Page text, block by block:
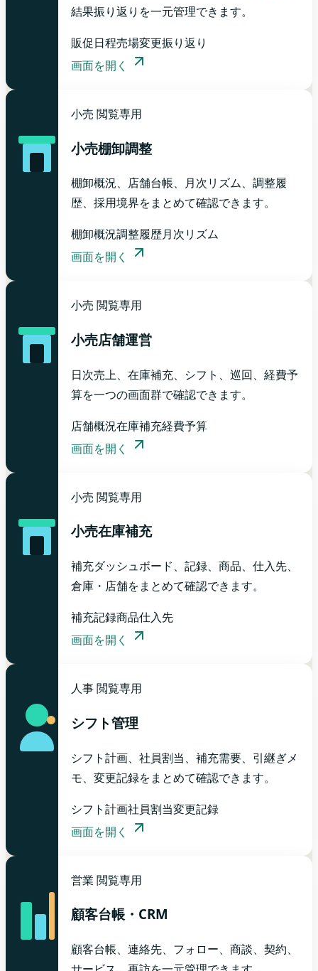
結果振り返りを一元管理できます。
販促日程売場変更振り返り
画面を開く
小売 閲覧専用
小売棚卸調整
棚卸概況、店舗台帳、月次リズム、調整履
歴、採用境界をまとめて確認できます。
棚卸概況調整履歴月次リズム
画面を開く
小売 閲覧専用
小売店舗運営
日次売上、在庫補充、シフト、巡回、経費予
算を一つの画面群で確認できます。
店舗概況在庫補充経費予算
画面を開く
小売 閲覧専用
小売在庫補充
補充ダッシュボード、記録、商品、仕入先、
倉庫・店舗をまとめて確認できます。
補充記録商品仕入先
画面を開く
人事閲覧専用
シフト管理
シフト計画、社員割当、補充需要、引継ぎメ
モ、変更記録をまとめて確認できます。
シフト計画社員割当変更記録
画面を開く
営業 閲覧専用
顧客台帳・CRM
顧客台帳、連絡先、フォロー、商談、契約、